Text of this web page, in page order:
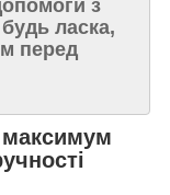
з
ласка,
перед